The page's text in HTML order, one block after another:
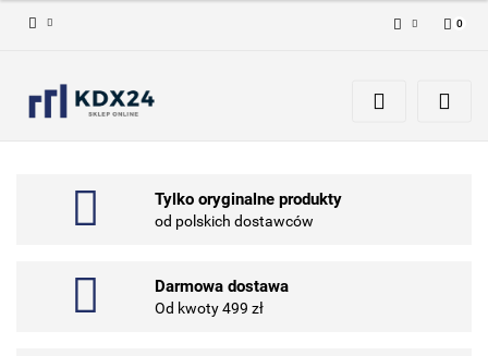
0
Tylko oryginalne produkty
od polskich dostawców
Darmowa dostawa
Od kwoty 499 zł